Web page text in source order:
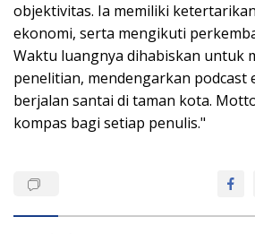
objektivitas. Ia memiliki
ekonomi, serta mengikuti
Waktu luangnya dihabiskan untuk
penelitian, mendengarkan podcast
berjalan santai di taman kota.
kompas bagi setiap penulis."